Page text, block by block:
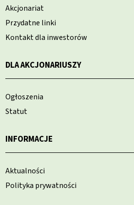
Akcjonariat
Przydatne linki
Kontakt dla inwestorów
DLA AKCJONARIUSZY
Ogłoszenia
Statut
INFORMACJE
Aktualności
Polityka prywatności